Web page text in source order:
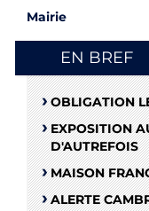
Mairie
EN BREF
OBLIGATION
EXPOSITION
D'AUTREFOIS
MAISON
ALERTE